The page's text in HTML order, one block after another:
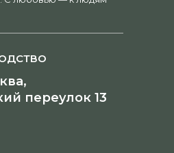
переулок 13